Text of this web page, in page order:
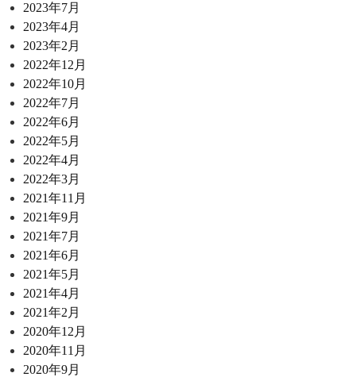
2023年7月
2023年4月
2023年2月
2022年12月
2022年10月
2022年7月
2022年6月
2022年5月
2022年4月
2022年3月
2021年11月
2021年9月
2021年7月
2021年6月
2021年5月
2021年4月
2021年2月
2020年12月
2020年11月
2020年9月